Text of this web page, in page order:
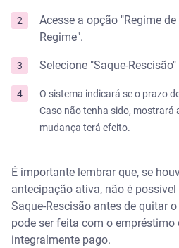
Acesse a opção "Regime
Regime".
Selecione "Saque-
O sistema indicará se o prazo
Caso não tenha sido, mostrará
mudança terá efeito.
É importante lembrar que, se
antecipação ativa, não é
Saque-Rescisão antes de quitar
pode ser feita com o empréstimo
integralmente pago.